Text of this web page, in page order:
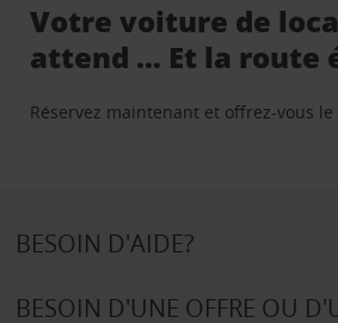
Votre voiture de
attend … Et la route
Réservez maintenant et offrez-vous le
BESOIN D'AIDE?
BESOIN D'UNE OFFRE OU